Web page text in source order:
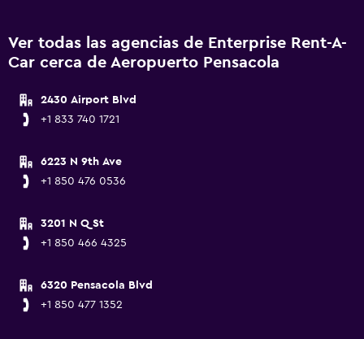
Ver todas las agencias de Enterprise Rent-A-
Car cerca de Aeropuerto Pensacola
2430 Airport Blvd
+1 833 740 1721
6223 N 9th Ave
+1 850 476 0536
3201 N Q St
+1 850 466 4325
6320 Pensacola Blvd
+1 850 477 1352